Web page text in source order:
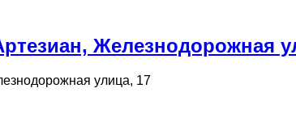
Железнодорожная
улица, 17